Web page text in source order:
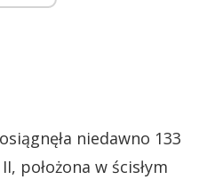
niedawno 133
położona w ścisłym